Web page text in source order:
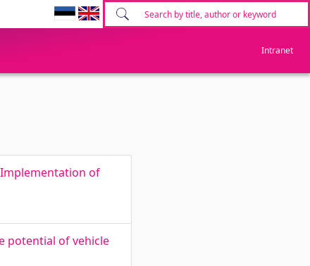
Intranet
of
potential of vehicle